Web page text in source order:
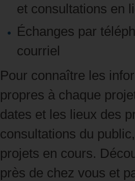
et consultations en
Échanges par
courriel
Pour connaître les
propres à chaque
dates et les lieux des
consultations du
projets en cours.
près de chez vous et